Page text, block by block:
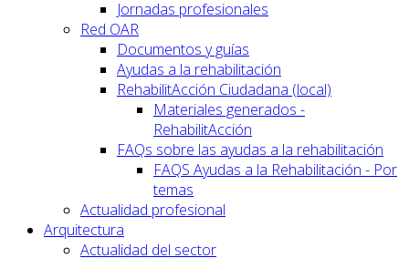
Jornadas profesionales
Red OAR
Documentos y guías
Ayudas a la rehabilitación
RehabilitAcción Ciudadana (local)
Materiales generados -
RehabilitAcción
FAQs sobre las ayudas a la rehabilitación
FAQS Ayudas a la Rehabilitación - Por
temas
Actualidad profesional
Arquitectura
Actualidad del sector